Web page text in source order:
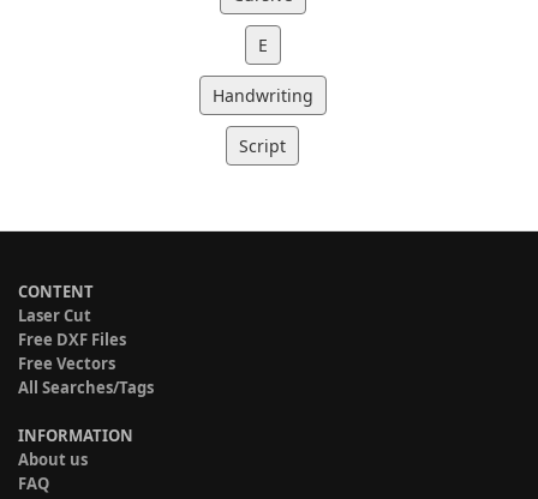
E
Handwriting
Script
CONTENT
Laser Cut
Free DXF Files
Free Vectors
All Searches/Tags
INFORMATION
About us
FAQ